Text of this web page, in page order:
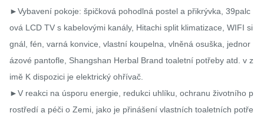
►Vybavení pokoje: špičková pohodlná postel a přikrývka, 39palc
ová LCD TV s kabelovými kanály, Hitachi split klimatizace, WIFI si
gnál, fén, varná konvice, vlastní koupelna, vlněná osuška, jednor
ázové pantofle, Shangshan Herbal Brand toaletní potřeby atd. v z
imě K dispozici je elektrický ohřívač.
►V reakci na úsporu energie, redukci uhlíku, ochranu životního p
rostředí a péči o Zemi, jako je přinášení vlastních toaletních potře